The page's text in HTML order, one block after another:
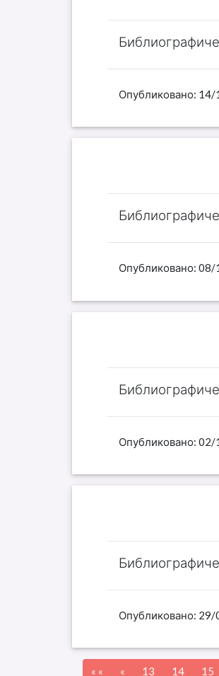
Опубликовано: 14/
Опубликовано:08/
Опубликовано:02/
Опубликовано: 29/
« « « 13 14 15